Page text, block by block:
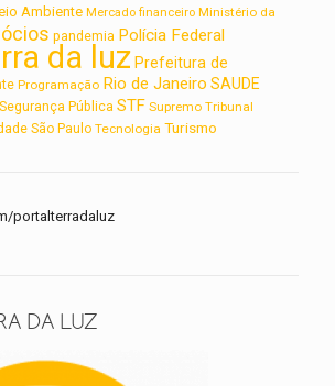
Ambiente Mercado financeiro Ministério da
pandemia Polícia Federal
da luz Prefeitura de
Programação Rio de Janeiro SAUDE
Segurança Pública STF Supremo Tribunal
São Paulo Tecnologia Turismo
portalterradaluz
DA LUZ